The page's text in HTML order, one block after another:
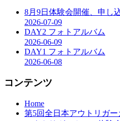
8月9日体験会開催、申し
2026-07-09
DAY2 フォトアルバム
2026-06-09
DAY1 フォトアルバム
2026-06-08
コンテンツ
Home
第5回全日本アウトリガ